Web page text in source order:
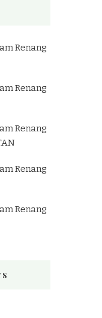
Renang
Renang
Renang
Renang
Renang